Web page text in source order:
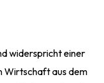
widerspricht einer
Wirtschaft aus dem